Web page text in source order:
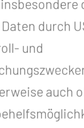
spezielle
Startblocks
eine
durch
und
auch